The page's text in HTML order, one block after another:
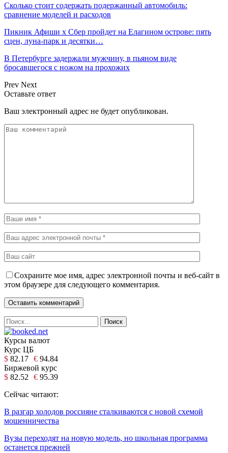
Сколько стоит содержать подержанный автомобиль:
сравнение моделей и расходов
Пикник Афиши x Сбер пройдет на Елагином острове: пять
сцен, луна-парк и десятки…
В Петербурге задержали мужчину, в пьяном виде
бросавшегося с ножом на прохожих
Prev Next
Оставьте ответ
Ваш электронный адрес не будет опубликован.
Сохраните мое имя, адрес электронной почты и веб-сайт в
этом браузере для следующего комментария.
Курсы валют
Курс ЦБ
$ 82.17 € 94.84
Биржевой курс
$ 82.52 € 95.39
Сейчас читают:
В разгар холодов россияне сталкиваются с новой схемой
мошенничества
Вузы переходят на новую модель, но школьная программа
останется прежней